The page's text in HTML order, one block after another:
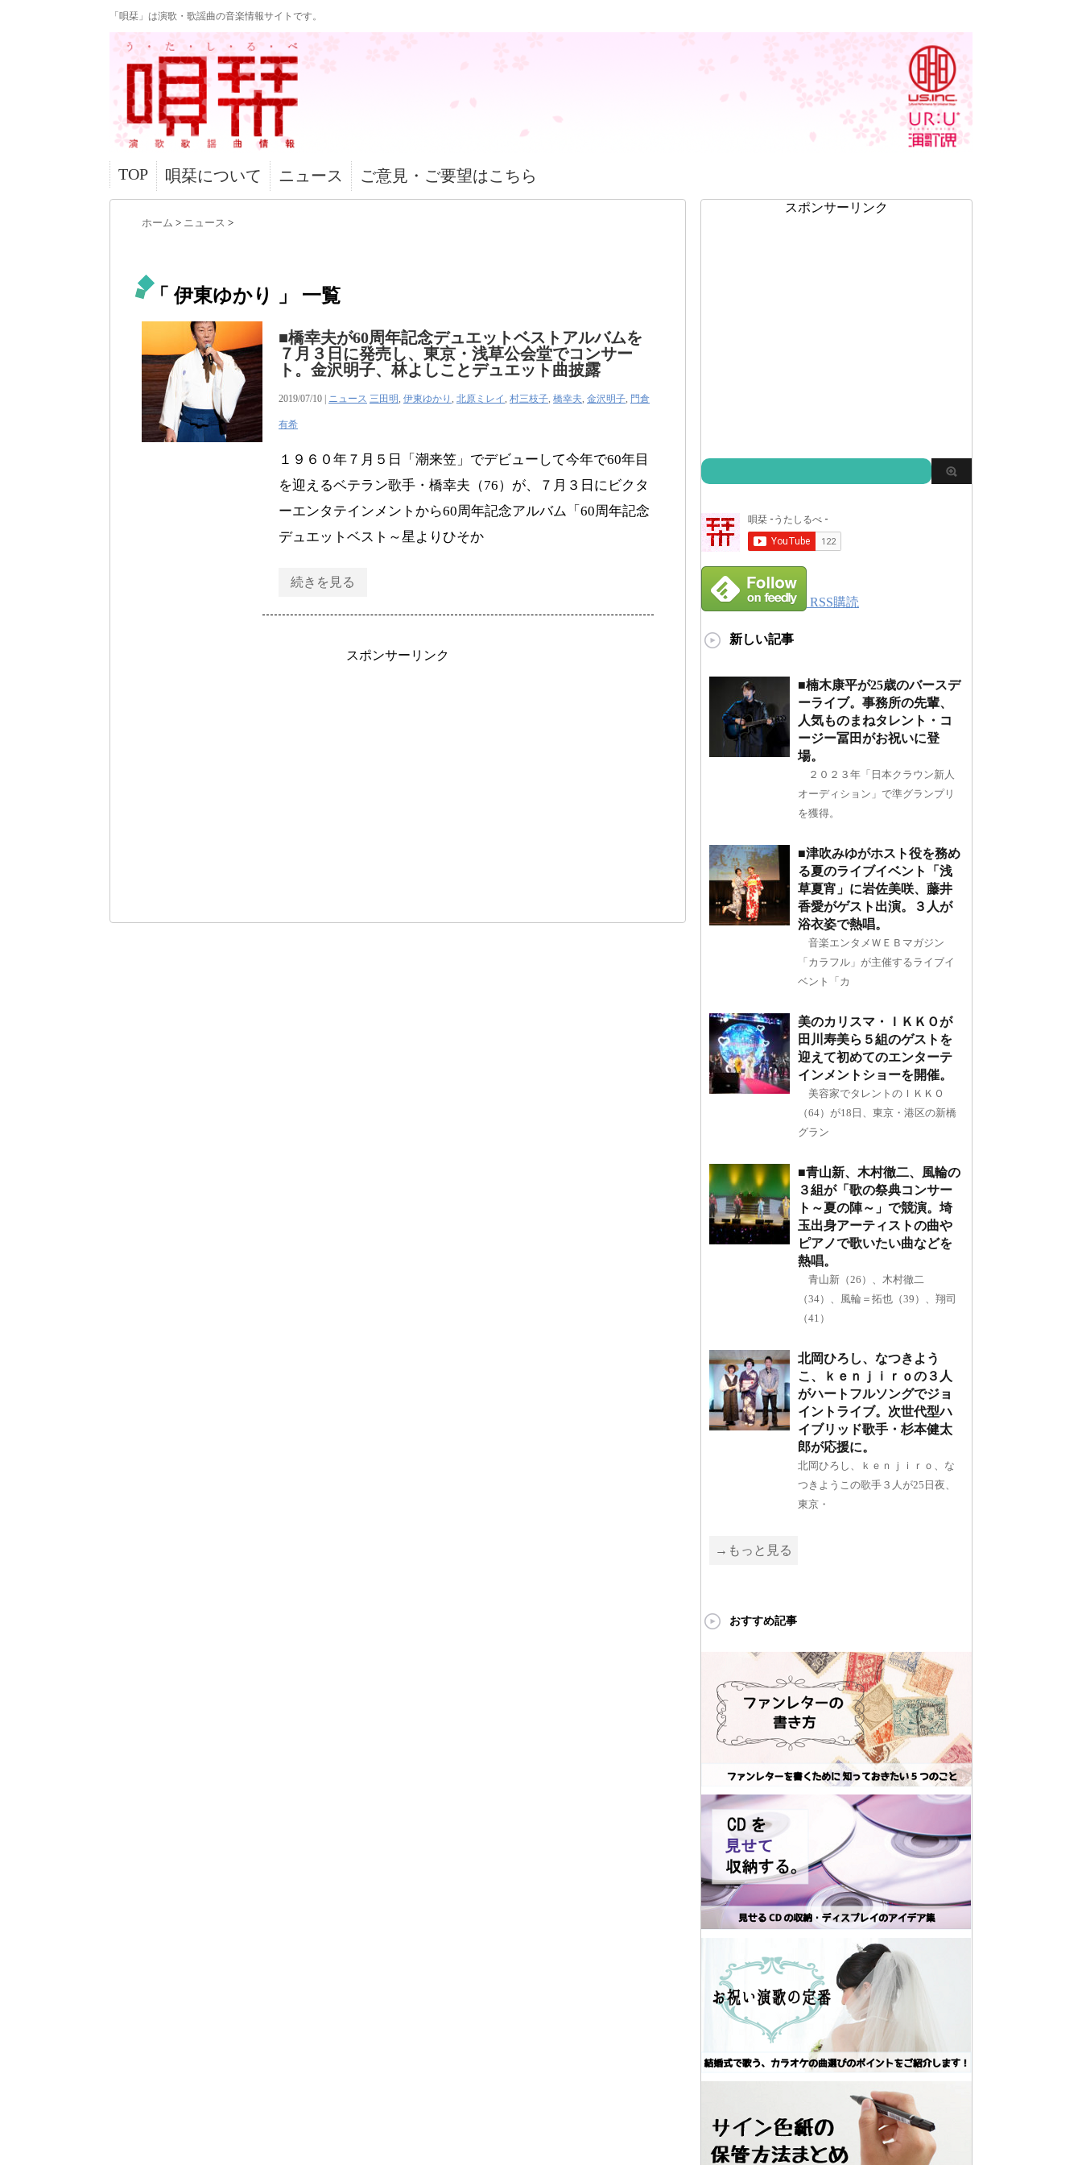
「唄栞」は演歌・歌謡曲の音楽情報サイトです。
TOP 唄栞について ニュース ご意見・ご要望はこちら
ホーム > ニュース >
「 伊東ゆかり 」 一覧
■橋幸夫が60周年記念デュエットベストアルバムを
７月３日に発売し、東京・浅草公会堂でコンサー
ト。金沢明子、林よしことデュエット曲披露
2019/07/10 | ニュース 三田明, 伊東ゆかり , 北原ミレイ, 村三枝子, 橋幸夫, 金沢明子, 門倉
有希
１９６０年７月５日「潮来笠」でデビューして今年で60年目
を迎えるベテラン歌手・橋幸夫（76）が、７月３日にビクタ
ーエンタテインメントから60周年記念アルバム「60周年記念
デュエットベスト～星よりひそか
続きを見る
スポンサーリンク
スポンサーリンク
RSS購読
新しい記事
■楠木康平が25歳のバースデ
ーライブ。事務所の先輩、
人気ものまねタレント・コ
ージー冨田がお祝いに登
場。
２０２３年「日本クラウン新人
オーディション」で準グランプリ
を獲得。
■津吹みゆがホスト役を務め
る夏のライブイベント「浅
草夏宵」に岩佐美咲、藤井
香愛がゲスト出演。３人が
浴衣姿で熱唱。
音楽エンタメＷＥＢマガジン
「カラフル」が主催するライブイ
ベント「カ
美のカリスマ・ＩＫＫＯが
田川寿美ら５組のゲストを
迎えて初めてのエンターテ
インメントショーを開催。
美容家でタレントのＩＫＫＯ
（64）が18日、東京・港区の新橋
グラン
■青山新、木村徹二、風輪の
３組が「歌の祭典コンサー
ト～夏の陣～」で競演。埼
玉出身アーティストの曲や
ピアノで歌いたい曲などを
熱唱。
青山新（26）、木村徹二
（34）、風輪＝拓也（39）、翔司
（41）
北岡ひろし、なつきよう
こ、ｋｅｎｊｉｒｏの３人
がハートフルソングでジョ
イントライブ。次世代型ハ
イブリッド歌手・杉本健太
郎が応援に。
北岡ひろし、ｋｅｎｊｉｒｏ、な
つきようこの歌手３人が25日夜、
東京・
→もっと見る
おすすめ記事